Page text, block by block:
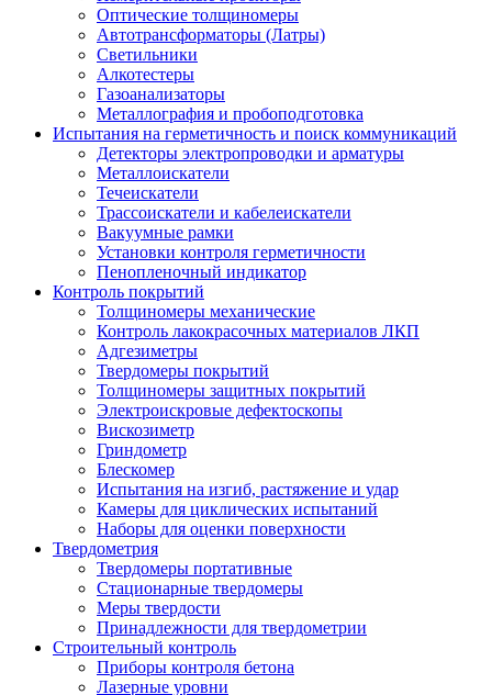
Оптические толщиномеры
Автотрансформаторы (Латры)
Светильники
Алкотестеры
Газоанализаторы
Металлография и пробоподготовка
Испытания на герметичность и поиск коммуникаций
Детекторы электропроводки и арматуры
Металлоискатели
Течеискатели
Трассоискатели и кабелеискатели
Вакуумные рамки
Установки контроля герметичности
Пенопленочный индикатор
Контроль покрытий
Толщиномеры механические
Контроль лакокрасочных материалов ЛКП
Адгезиметры
Твердомеры покрытий
Толщиномеры защитных покрытий
Электроискровые дефектоскопы
Вискозиметр
Гриндометр
Блескомер
Испытания на изгиб, растяжение и удар
Камеры для циклических испытаний
Наборы для оценки поверхности
Твердометрия
Твердомеры портативные
Стационарные твердомеры
Меры твердости
Принадлежности для твердометрии
Строительный контроль
Приборы контроля бетона
Лазерные уровни